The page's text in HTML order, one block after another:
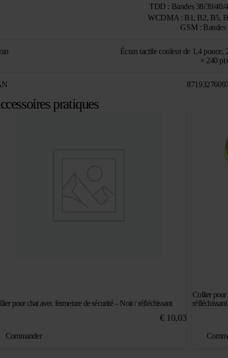
TDD : Bandes 38/39/
WCDMA : B1, B2, B5,
GSM : Bandes
Écran tactile couleur de 1,4 pouce,
× 240
pratiques
pour chat avec fermeture de sécurité – Noir / réfléchissant
€10,03
Commander
Collier pour
réfléchissant